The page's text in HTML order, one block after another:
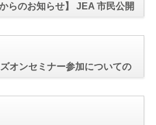
らのお知らせ】 JEA 市民公開
知らせ
オンセミナー参加についての